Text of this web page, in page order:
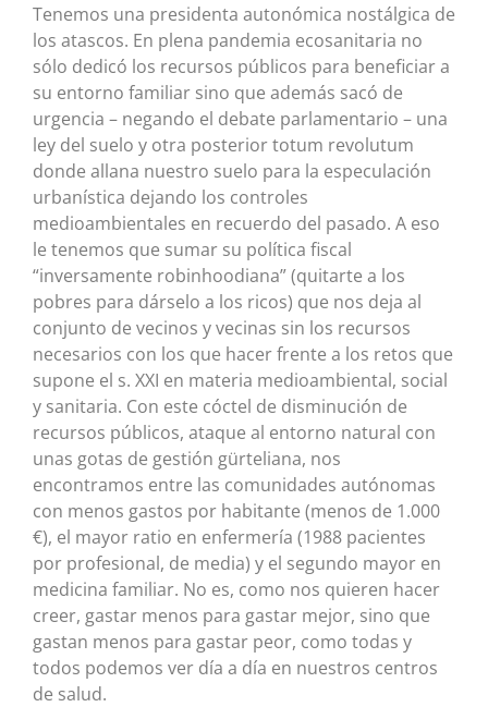
Tenemos una presidenta autonómica nostálgica de
los atascos. En plena pandemia ecosanitaria no
sólo dedicó los recursos públicos para beneficiar a
su entorno familiar sino que además sacó de
urgencia – negando el debate parlamentario – una
ley del suelo y otra posterior totum revolutum
donde allana nuestro suelo para la especulación
urbanística dejando los controles
medioambientales en recuerdo del pasado. A eso
le tenemos que sumar su política fiscal
“inversamente robinhoodiana” (quitarte a los
pobres para dárselo a los ricos) que nos deja al
conjunto de vecinos y vecinas sin los recursos
necesarios con los que hacer frente a los retos que
supone el s. XXI en materia medioambiental, social
y sanitaria. Con este cóctel de disminución de
recursos públicos, ataque al entorno natural con
unas gotas de gestión gürteliana, nos
encontramos entre las comunidades autónomas
con menos gastos por habitante (menos de 1.000
€), el mayor ratio en enfermería (1988 pacientes
por profesional, de media) y el segundo mayor en
medicina familiar. No es, como nos quieren hacer
creer, gastar menos para gastar mejor, sino que
gastan menos para gastar peor, como todas y
todos podemos ver día a día en nuestros centros
de salud.